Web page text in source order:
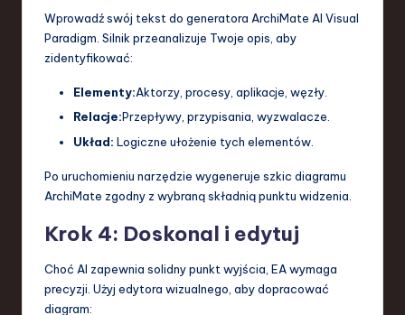
Wprowadź swój tekst do generatora ArchiMate AI Visual
Paradigm. Silnik przeanalizuje Twoje opis, aby
zidentyfikować:
Elementy:Aktorzy, procesy, aplikacje, węzły.
Relacje:Przepływy, przypisania, wyzwalacze.
Układ: Logiczne ułożenie tych elementów.
Po uruchomieniu narzędzie wygeneruje szkic diagramu
ArchiMate zgodny z wybraną składnią punktu widzenia.
Krok 4: Doskonal i edytuj
Choć AI zapewnia solidny punkt wyjścia, EA wymaga
precyzji. Użyj edytora wizualnego, aby dopracować
diagram: